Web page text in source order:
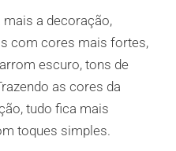
a decoração,
com cores mais fortes,
escuro, tons de
as cores da
tudo fica mais
toques simples.